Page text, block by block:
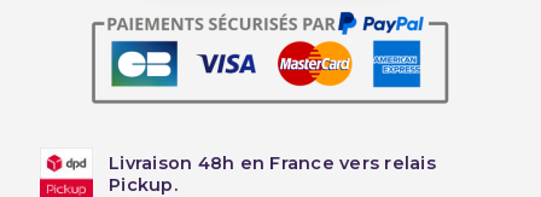
Livraison 48h en France vers relais
Pickup.